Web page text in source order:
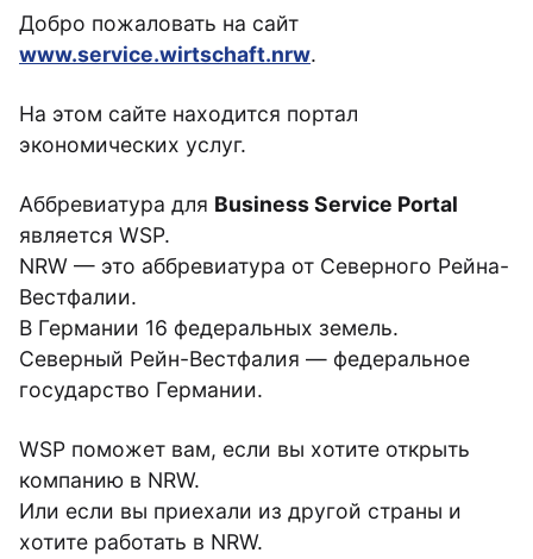
Добро пожаловать на сайт
www.service.wirtschaft.nrw.
На этом сайте находится портал
экономических услуг.
Аббревиатура для Business Service Portal
является WSP.
NRW — это аббревиатура от Северного Рейна-
Вестфалии.
В Германии 16 федеральных земель.
Северный Рейн-Вестфалия — федеральное
государство Германии.
WSP поможет вам, если вы хотите открыть
компанию в NRW.
Или если вы приехали из другой страны и
хотите работать в NRW.